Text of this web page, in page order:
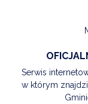
Serwis
w którym